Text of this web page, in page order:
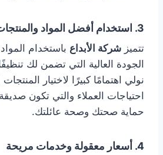
3. استخدام أفضل المواد
تتميز شركة الأبداع باستخدام
الجودة العالية التي تضمن لك
نولي اهتمامًا كبيرًا لاختيار
احتياجات العملاء والتي تكون
حماية صحتك وصحة عائلتك.
4. أسعار معقولة وخدمات مريحة